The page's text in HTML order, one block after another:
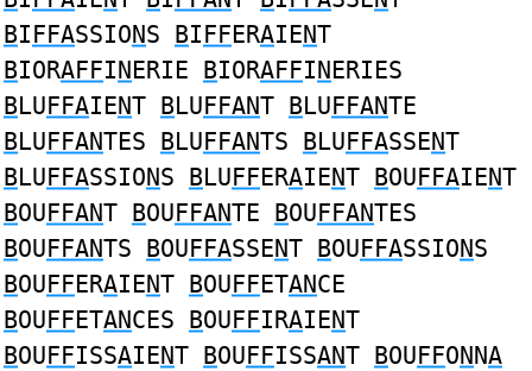
BIFFASSIONS BIFFERAIENT
BIORAFFINERIE BIORAFFINERIES
BLUFFAIENT BLUFFANT BLUFFANTE
BLUFFANTES BLUFFANTS BLUFFASSENT
BLUFFASSIONS BLUFFERAIENT BOUFFAIENT
BOUFFANT BOUFFANTE BOUFFANTES
BOUFFANTS BOUFFASSENT BOUFFASSIONS
BOUFFERAIENT BOUFFETANCE
BOUFFETANCES BOUFFIRAIENT
BOUFFISSAIENT BOUFFISSANT BOUFFONNA